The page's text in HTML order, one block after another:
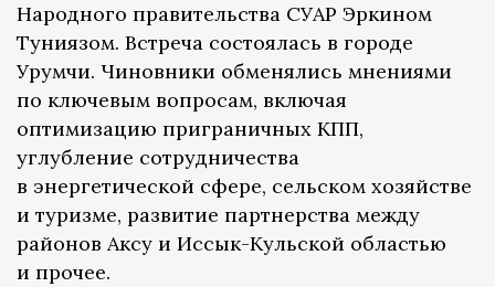
Народного правительства СУАР Эркином
Туниязом. Встреча состоялась в городе
Урумчи. Чиновники обменялись мнениями
по ключевым вопросам, включая
оптимизацию приграничных КПП,
углубление сотрудничества
в энергетической сфере, сельском хозяйстве
и туризме, развитие партнерства между
районов Аксу и Иссык-Кульской областью
и прочее.